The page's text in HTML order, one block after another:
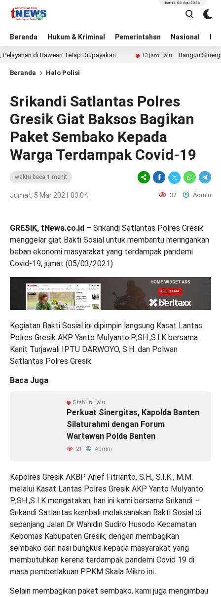
Beranda Hukum & Kriminal Pemerintahan Nasional
Kamis, 06 Agu 2026
di Bawean Tetap Diupayakan 13 jam lalu Bangun Sinergi
Beranda Halo Polisi
Srikandi Satlantas Polres
Gresik Giat Baksos Bagikan
Paket Sembako Kepada
Warga Terdampak Covid-19
waktu baca 1 menit
Jumat, 5 Mar 2021 03:04 32 Admin
GRESIK, tNews.co.id – Srikandi Satlantas Polres Gresik
menggelar giat Bakti Sosial untuk membantu meringankan
beban ekonomi masyarakat yang terdampak pandemi
Covid-19, jumat (05/03/2021).
Kegiatan Bakti Sosial ini dipimpin langsung Kasat Lantas
Polres Gresik AKP Yanto Mulyanto.P.,SH.,S.I.K bersama
Kanit Turjawali IPTU DARWOYO, S.H. dan Polwan
Satlantas Polres Gresik
Baca Juga
5 tahun lalu
Perkuat Sinergitas, Kapolda Banten
Silaturahmi dengan Forum
Wartawan Polda Banten
21 Admin
Kapolres Gresik AKBP Arief Fitrianto, S.H., S.I.K., M.M.
melalui Kasat Lantas Polres Gresik AKP Yanto Mulyanto
P.,SH.,S I.K mengatakan, hari ini kami bersama Srikandi –
Srikandi Satlantas kembali melaksanakan Bakti Sosial di
sepanjang Jalan Dr Wahidin Sudiro Husodo Kecamatan
Kebomas Kabupaten Gresik, dengan membagikan
sembako dan nasi bungkus kepada masyarakat yang
membutuhkan kerena terdampak pandemi Covid 19 di
masa pemberlakuan PPKM Skala Mikro ini.
Selain membagikan paket sembako, kami juga mengimbau